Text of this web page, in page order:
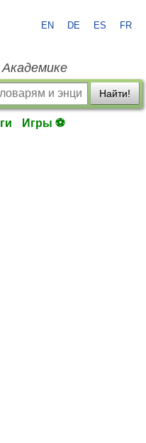
EN DE ES FR
Найти!
Игры ⚽